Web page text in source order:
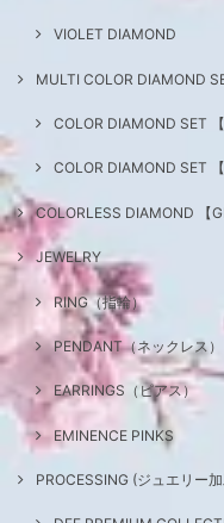
VIOLET DIAMOND
MULTI COLOR DIAMOND
COLOR DIAMOND SET 【
COLOR DIAMOND SET
COLORLESS DIAMOND 【
JEWELRY
RING（指輪）
PENDANT（ネックレス）
EARRINGS（ピアス）
EMINENCE PINKS
PROCESSING (ジュエリー加